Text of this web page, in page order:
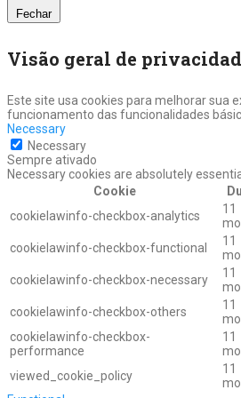
Fechar
Visão geral de
Este site usa cookies para melhorar sua
funcionamento das funcionalidades
Necessary
Necessary
Sempre ativado
Necessary cookies are absolutely
Cookie
cookielawinfo-checkbox-analytics
11
cookielawinfo-checkbox-functional
11
cookielawinfo-checkbox-necessary
11
cookielawinfo-checkbox-others
11
cookielawinfo-checkbox-
performance
11
viewed_cookie_policy
11